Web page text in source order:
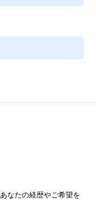
なたの経歴やご希望を